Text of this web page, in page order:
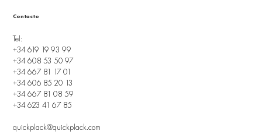
Tel:
+34 619 19 93 99
+34 608 53 50 97
+34 667 81 17 01
+34 606 85 20 13
+34 667 81 08 59
+34 623 41 67 85
quickplack@quickplack.com
Contacto